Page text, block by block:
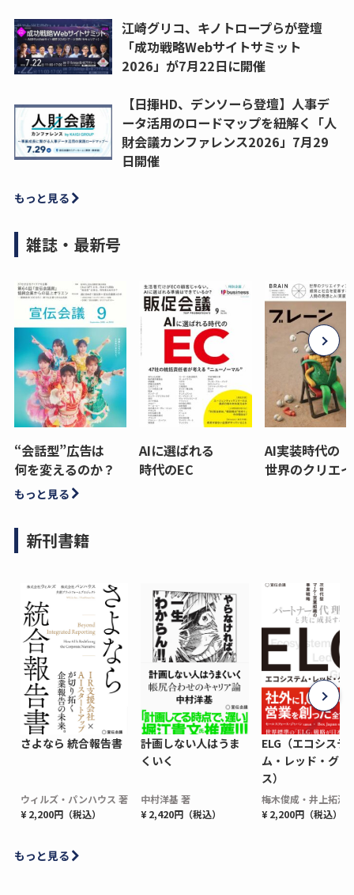
江崎グリコ、キノトロープらが登壇
「成功戦略Webサイトサミット
2026」が7月22日に開催
【日揮HD、デンソーら登壇】人事デ
ータ活用のロードマップを紐解く「人
財会議カンファレンス2026」7月29
日開催
もっと見る
雑誌・最新号
“会話型”広告は
何を変えるのか？
AIに選ばれる
時代のEC
AI実装時代の
世界のクリエ
もっと見る
新刊書籍
さよなら 統合報告書
ウィルズ・パンハウス 著
¥ 2,200円（税込）
計画しない人はうま
くいく
中村洋基 著
¥ 2,420円（税込）
ELG（エコシステ
ム・レッド・グロ
ス）
梅木俊成・井上拓海
¥ 2,200円（税込）
もっと見る